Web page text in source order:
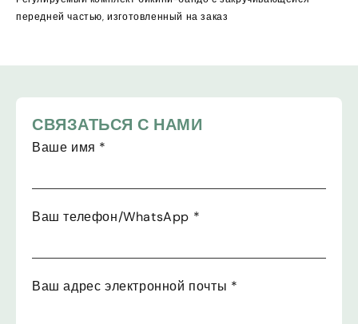
передней частью, изготовленный на заказ
СВЯЗАТЬСЯ С НАМИ
Ваше имя *
Ваш телефон/WhatsApp *
Ваш адрес электронной почты *